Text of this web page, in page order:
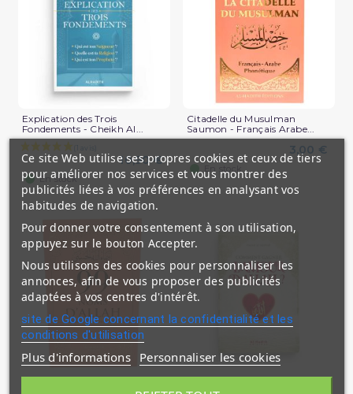
(1 avis)
Explication des Trois
Fondements - Cheikh Al...
10,90 €
En stock
Citadelle du Musulman
Saumon - Français Arabe...
3,00 €
99 Noms d'Allah Saumon -
Français Arabe Phonétique...
Comment gagner l'Amour
d'Allah - Faysal Al Hashidi -...
Ce site Web utilise ses propres cookies et ceux de tiers
pour améliorer nos services et vous montrer des
publicités liées à vos préférences en analysant vos
habitudes de navigation.
Pour donner votre consentement à son utilisation,
appuyez sur le bouton Accepter.
Nous utilisons des cookies pour personnaliser les
annonces, afin de vous proposer des publicités
adaptées à vos centres d'intérêt.
site de Google concernant la confidentialité et les
conditions d'utilisation
Plus d'informations Personnaliser les cookies